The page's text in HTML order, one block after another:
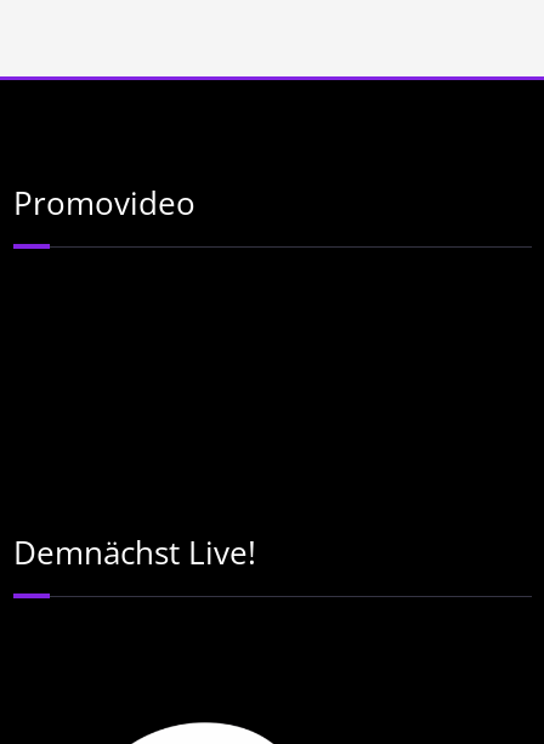
Promovideo
Demnächst Live!